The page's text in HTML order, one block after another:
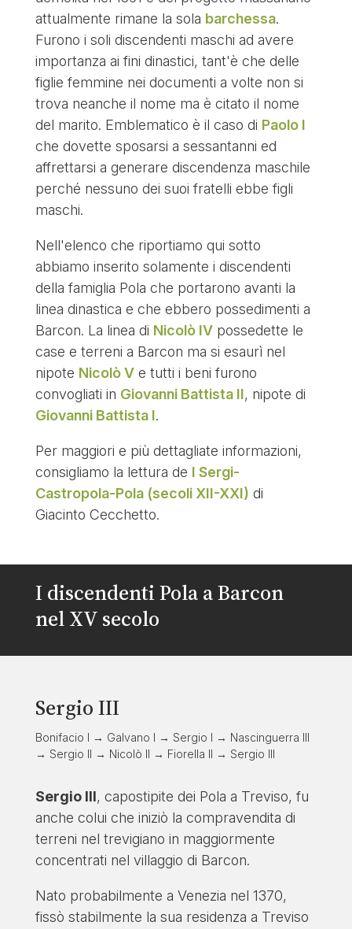
attualmente rimane la sola barchessa.
Furono i soli discendenti maschi ad avere
importanza ai fini dinastici, tant'è che delle
figlie femmine nei documenti a volte non si
trova neanche il nome ma è citato il nome
del marito. Emblematico è il caso di Paolo I
che dovette sposarsi a sessantanni ed
affrettarsi a generare discendenza maschile
perché nessuno dei suoi fratelli ebbe figli
maschi.
Nell'elenco che riportiamo qui sotto
abbiamo inserito solamente i discendenti
della famiglia Pola che portarono avanti la
linea dinastica e che ebbero possedimenti a
Barcon. La linea di Nicolò IVpossedette le
case e terreni a Barcon ma si esaurì nel
nipote Nicolò Ve tutti i beni furono
convogliati in Giovanni Battista II, nipote di
Giovanni Battista I.
Per maggiori e più dettagliate informazioni,
consigliamo la lettura de I Sergi-
Castropola-Pola (secoli XII-XXI) di
Giacinto Cecchetto.
I discendenti Pola a Barcon
nel XV secolo
Sergio III
Bonifacio I → Galvano I → Sergio I → Nascinguerra III
→ Sergio II → Nicolò II → Fiorella II → Sergio III
Sergio III, capostipite dei Pola a Treviso, fu
anche colui che iniziò la compravendita di
terreni nel trevigiano in maggiormente
concentrati nel villaggio di Barcon.
Nato probabilmente a Venezia nel 1370,
fissò stabilmente la sua residenza a Treviso